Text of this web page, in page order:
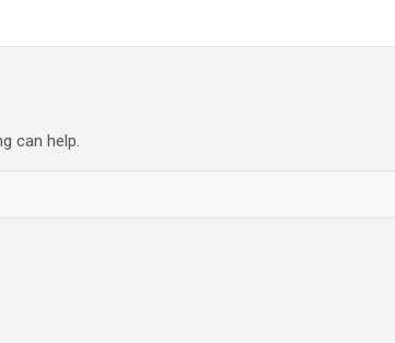
can help.